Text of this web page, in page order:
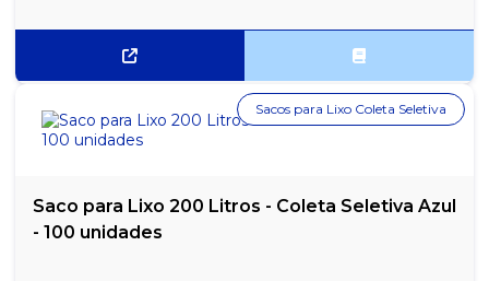
Saco para Lixo 200 Litros - Coleta Seletiva Azul
- 100 unidades
Sacos para Lixo Coleta Seletiva